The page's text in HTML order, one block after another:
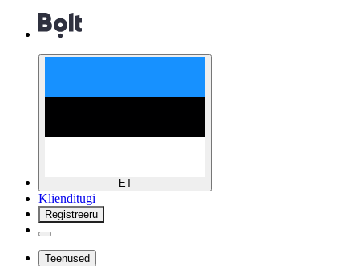
ET
Klienditugi
Registreeru
Teenused